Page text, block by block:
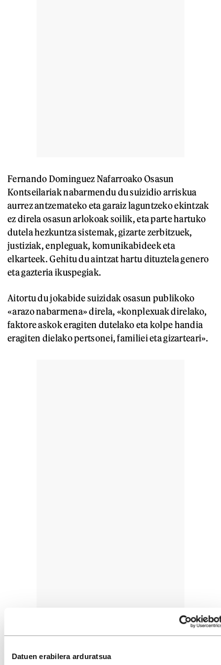
Datuen erabilera arduratsua
Fernando Dominguez Nafarroako Osasun
Kontseilariak nabarmendu du suizidio arriskua
aurrez antzemateko eta garaiz laguntzeko ekintzak
ez direla osasun arlokoak soilik, eta parte hartuko
dutela hezkuntza sistemak, gizarte zerbitzuek,
justiziak, enpleguak, komunikabideek eta
elkarteek. Gehitu du aintzat hartu dituztela genero
eta gazteria ikuspegiak.
Aitortu du jokabide suizidak osasun publikoko
«arazo nabarmena» direla, «konplexuak direlako,
faktore askok eragiten dutelako eta kolpe handia
eragiten dielako pertsonei, familiei eta gizarteari».